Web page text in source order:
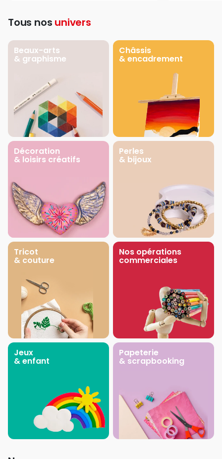
Tous nos univers
Beaux-arts
& graphisme
Châssis
& encadrement
Décoration
& loisirs créatifs
Perles
& bijoux
Tricot
& couture
Nos opérations
commerciales
Jeux
& enfant
Papeterie
& scrapbooking